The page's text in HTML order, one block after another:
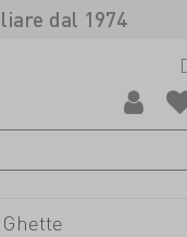
dal 1974
Ghette